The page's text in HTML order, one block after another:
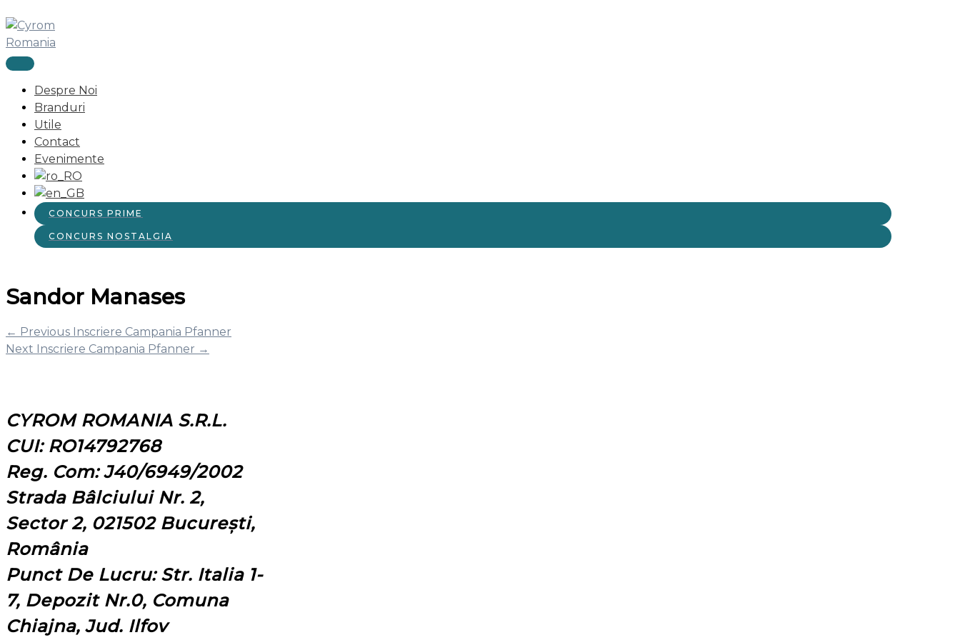
to
content
Despre Noi
Branduri
Utile
Contact
Evenimente
CONCURS PRIME
CONCURS NOSTALGIA
Sandor Manases
← Previous Inscriere Campania Pfanner
Next Inscriere Campania Pfanner →
CYROM ROMANIA S.R.L.
CUI: RO14792768
Reg. Com: J40/6949/2002
Strada Bâlciului Nr. 2,
Sector 2, 021502 București,
România
Punct De Lucru: Str. Italia 1-
7, Depozit Nr.0, Comuna
Chiajna, Jud. Ilfov